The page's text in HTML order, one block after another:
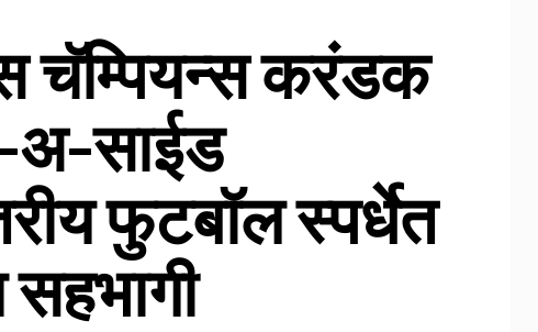
चॅम्पियन्स करंडक
अ-साईड
फुटबॉल स्पर्धेत